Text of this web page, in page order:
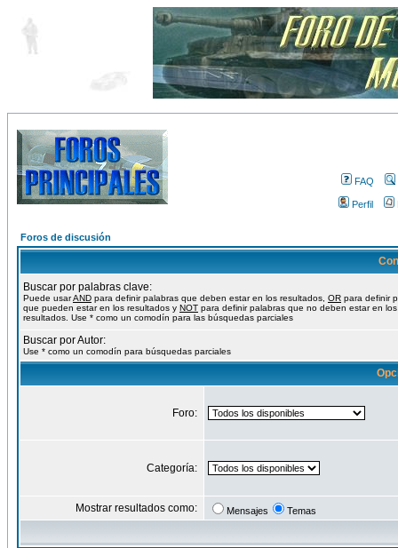
FAQ
Perfil
Foros de discusión
Buscar por palabras clave:
Puede usarAND para definir palabras que deben estar en los resultados, OR para definir
que pueden estar en los resultados y NOT para definir palabras que no deben estar en los
resultados. Use * como un comodín para las búsquedas parciales
Buscar por Autor:
Use * como un comodín para búsquedas parciales
Foro:
Categoría:
Mostrar resultados como: Mensajes Temas